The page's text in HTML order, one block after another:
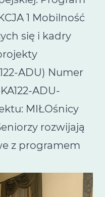
1 Mobilność
się i kadry
ADU) Numer
ADU-
MIŁOśnicy
rozwijają
z programem